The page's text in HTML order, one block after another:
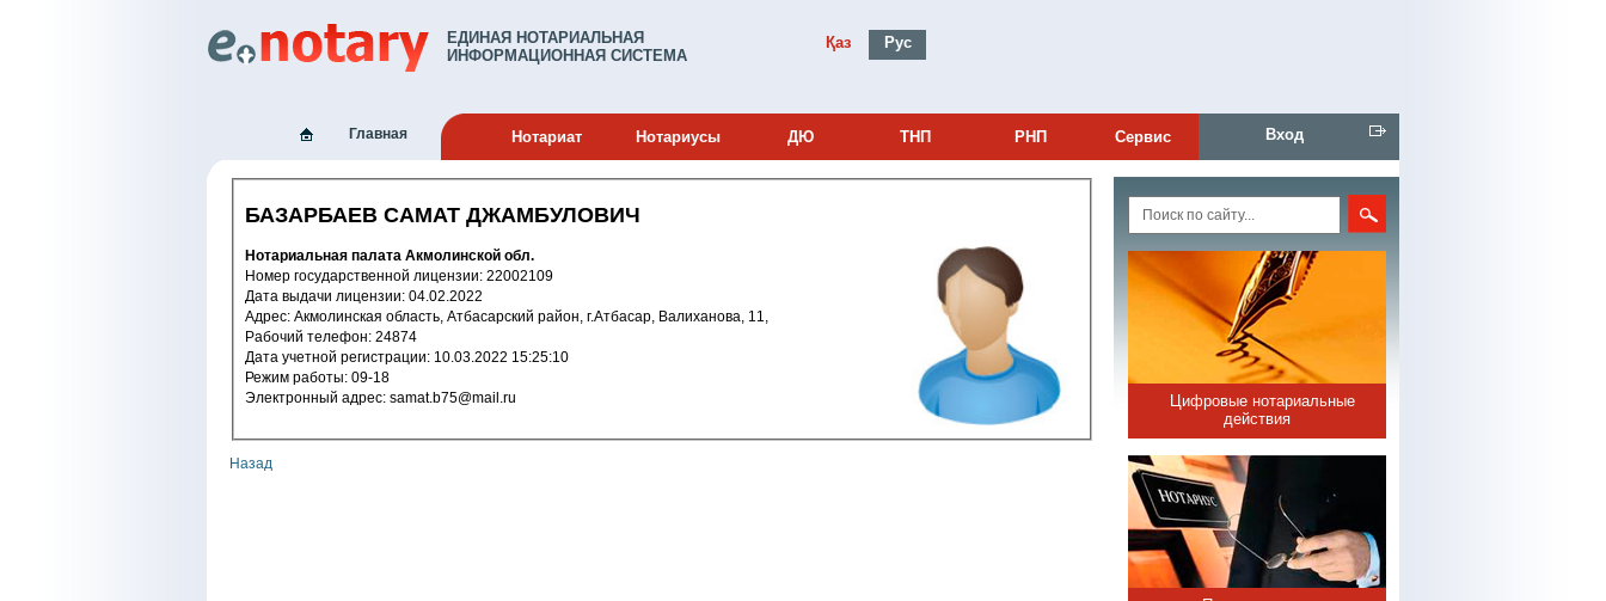
ЕДИНАЯ НОТАРИАЛЬНАЯ
ИНФОРМАЦИОННАЯ СИСТЕМА
Қаз Рус
Главная Нотариат Нотариусы ДЮ ТНП РНП Сервис Вход
БАЗАРБАЕВ САМАТ ДЖАМБУЛОВИЧ
Нотариальная палата Акмолинской обл.
Номер государственной лицензии: 22002109
Дата выдачи лицензии: 04.02.2022
Адрес: Акмолинская область, Атбасарский район, г.Атбасар, Валиханова, 11,
Рабочий телефон: 24874
Дата учетной регистрации: 10.03.2022 15:25:10
Режим работы: 09-18
Электронный адрес: samat.b75@mail.ru
Назад
Цифровые нотариальные
действия